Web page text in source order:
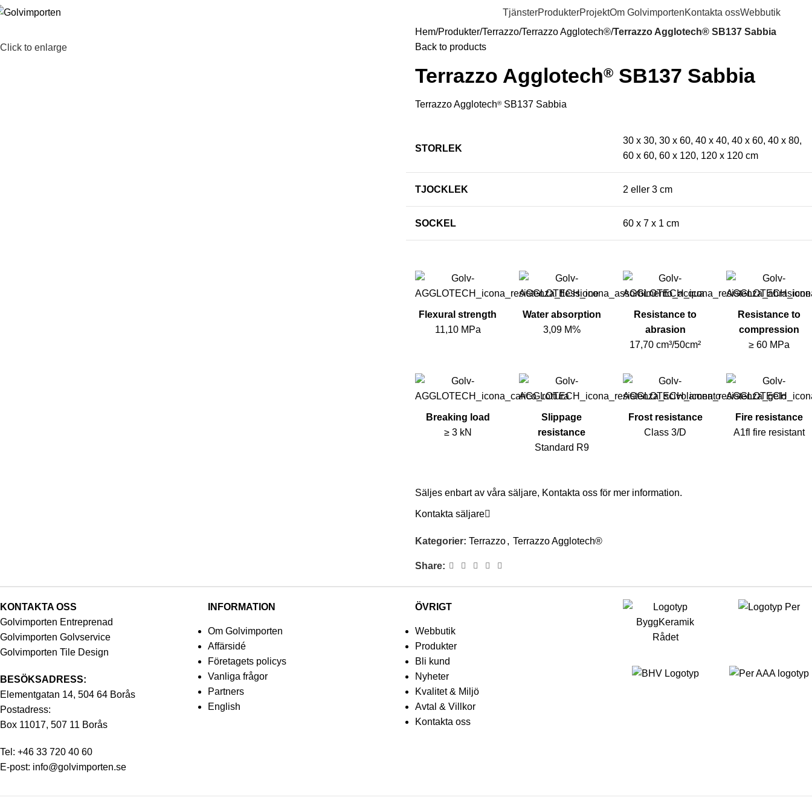
TjänsterProdukterProjektOm GolvimportenKontakta ossWebbutik
Click to enlarge
Hem Produkter Terrazzo Terrazzo Agglotech® Terrazzo Agglotech® SB137 Sabbia
Back to products
Terrazzo Agglotech® SB137 Sabbia
Terrazzo Agglotech®SB137 Sabbia
STORLEK
30 x 30, 30 x 60, 40 x 40, 40 x 60, 40 x 80,
60 x 60, 60 x 120, 120 x 120 cm
TJOCKLEK 2 eller 3 cm
SOCKEL 60 x 7 x 1 cm
Flexural strength
11,10 MPa
Water absorption
3,09 M%
Resistance to
abrasion
17,70 cm³/50cm²
Resistance to
compression
≥ 60 MPa
Breaking load
≥ 3 kN
Slippage
resistance
Standard R9
Frost resistance
Class 3/D
Fire resistance
A1fl fire resistant
Säljes enbart av våra säljare, Kontakta oss för mer information.
Kontakta säljare
Kategorier: Terrazzo, Terrazzo Agglotech®
Share:
KONTAKTA OSS
Golvimporten Entreprenad
Golvimporten Golvservice
Golvimporten Tile Design
BESÖKSADRESS:
Elementgatan 14, 504 64 Borås
Postadress:
Box 11017, 507 11 Borås
Tel: +46 33 720 40 60
E-post: info@golvimporten.se
INFORMATION
Om Golvimporten
Affärsidé
Företagets policys
Vanliga frågor
Partners
English
ÖVRIGT
Webbutik
Produkter
Bli kund
Nyheter
Kvalitet & Miljö
Avtal & Villkor
Kontakta oss